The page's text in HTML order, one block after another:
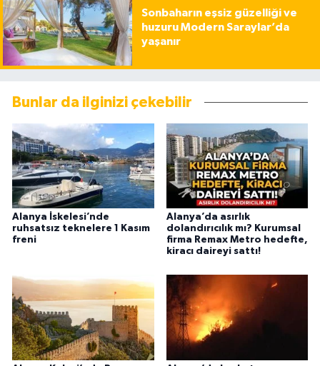
Sonbaharın eşsiz güzelliği ve
huzuru Modern Saraylar’da
yaşanır
Bunlar da ilginizi çekebilir
Alanya İskelesi’nde
ruhsatsız teknelere 1 Kasım
freni
Alanya’da asırlık
dolandırıcılık mı? Kurumsal
firma Remax Metro hedefte,
kiracı daireyi sattı!